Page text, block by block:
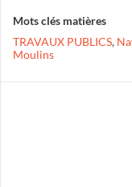
Mots clés matières
TRAVAUX PUBLICS,
Moulins